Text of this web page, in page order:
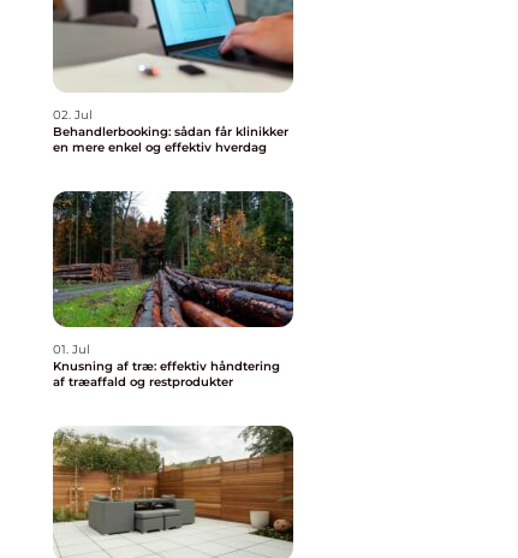
02. Jul
Behandlerbooking: sådan får klinikker
en mere enkel og effektiv hverdag
01. Jul
Knusning af træ: effektiv håndtering
af træaffald og restprodukter